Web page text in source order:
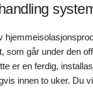
går under den
er en ferdig,
innen to uker. Du